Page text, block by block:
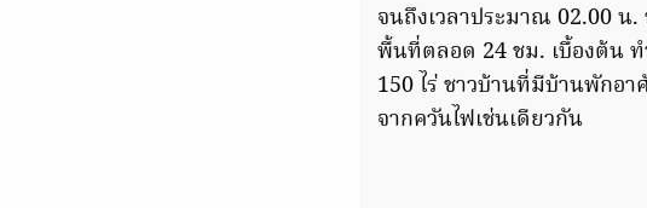
จนถึงเวลาประมาณ 02.00 น.
พื้นที่ตลอด 24 ชม. เบื้องต้น ท
150 ไร่ ชาวบ้านที่มีบ้านพักอ
จากควันไฟเช่นเดียวกัน